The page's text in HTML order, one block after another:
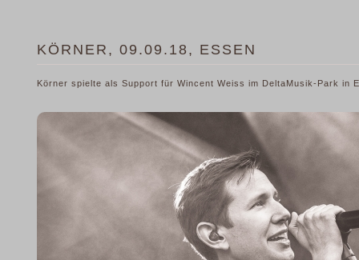
KÖRNER, 09.09.18, ESSEN
Körner spielte als Support für Wincent Weiss im DeltaMusik-Park in